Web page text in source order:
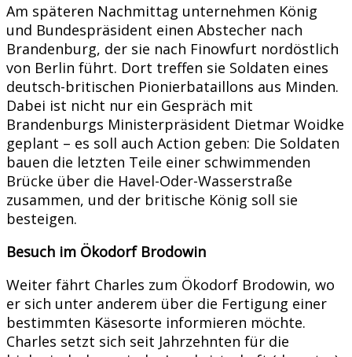
Am späteren Nachmittag unternehmen König
und Bundespräsident einen Abstecher nach
Brandenburg, der sie nach Finowfurt nordöstlich
von Berlin führt. Dort treffen sie Soldaten eines
deutsch-britischen Pionierbataillons aus Minden.
Dabei ist nicht nur ein Gespräch mit
Brandenburgs Ministerpräsident Dietmar Woidke
geplant – es soll auch Action geben: Die Soldaten
bauen die letzten Teile einer schwimmenden
Brücke über die Havel-Oder-Wasserstraße
zusammen, und der britische König soll sie
besteigen.
Besuch im Ökodorf Brodowin
Weiter fährt Charles zum Ökodorf Brodowin, wo
er sich unter anderem über die Fertigung einer
bestimmten Käsesorte informieren möchte.
Charles setzt sich seit Jahrzehnten für die